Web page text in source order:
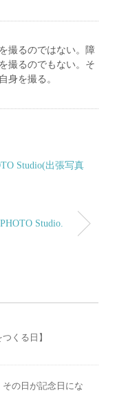
撮るのではない。障
撮るのでもない。そ
身を撮る。
Studio(出張写真
Studio.
くる日】
の日が記念日にな